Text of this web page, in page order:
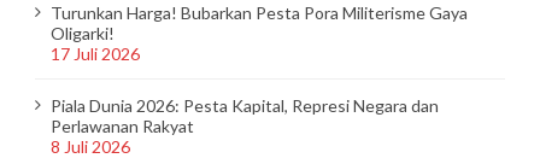
Turunkan Harga! Bubarkan Pesta Pora Militerisme Gaya
Oligarki!
17 Juli 2026
Piala Dunia 2026: Pesta Kapital, Represi Negara dan
Perlawanan Rakyat
8 Juli 2026